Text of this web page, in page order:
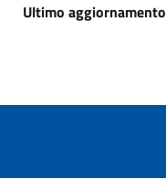
Ultimo aggiornamento